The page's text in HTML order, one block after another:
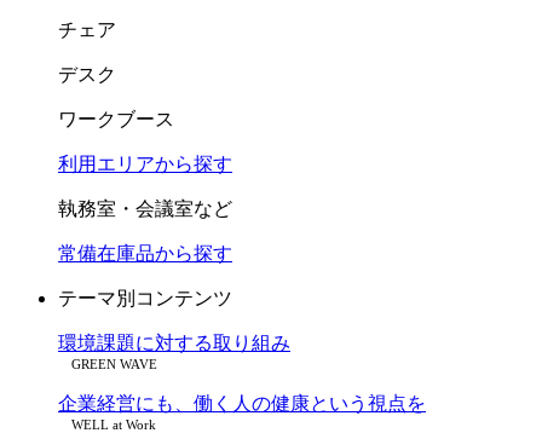
チェア
デスク
ワークブース
利用エリアから探す
執務室・会議室など
常備在庫品から探す
テーマ別コンテンツ
環境課題に対する取り組み
GREEN WAVE
企業経営にも、働く人の健康という視点を
WELL at Work